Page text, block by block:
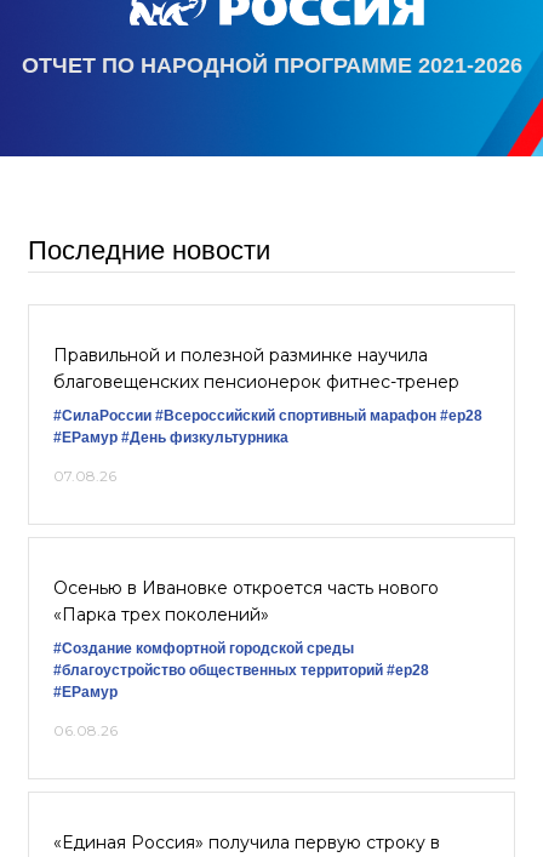
ОТЧЕТ ПО НАРОДНОЙ ПРОГРАММЕ 2021-2026
Последние новости
Правильной и полезной разминке научила
благовещенских пенсионерок фитнес-тренер
#СилаРоссии #Всероссийский спортивный марафон #ер28
#ЕРамур #День физкультурника
07.08.26
Осенью в Ивановке откроется часть нового
«Парка трех поколений»
#Создание комфортной городской среды
#благоустройство общественных территорий #ер28
#ЕРамур
06.08.26
«Единая Россия» получила первую строку в